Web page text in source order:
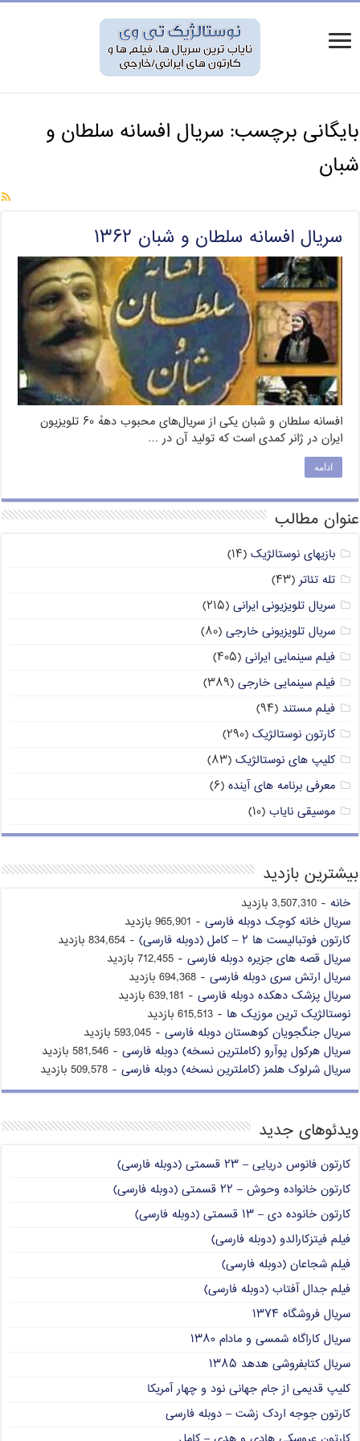
بایگانی برچسب:سریال افسانه سلطان و
شبان
سریال افسانه سلطان و شبان ۱۳۶۲
افسانه سلطان و شبان یکی از سریال‌های محبوب دههٔ ۶۰ تلویزیون
ایران در ژانر کمدی است که تولید آن در …
ادامه
عنوان مطالب
بازیهای نوستالژیک (۱۴)
تله تئاتر(۴۳)
سریال تلویزیونی ایرانی (۲۱۵)
سریال تلویزیونی خارجی (۸۰)
فیلم سینمایی ایرانی (۴۰۵)
فیلم سینمایی خارجی (۳۸۹)
فیلم مستند (۹۴)
کارتون نوستالژیک (۲۹۰)
کلیپ های نوستالژیک (۸۳)
معرفی برنامه های آینده (۶)
موسیقی نایاب (۱۰)
بیشترین بازدید
خانه - 3,507,310 بازدید
سریال خانه کوچک دوبله فارسی - 965,901 بازدید
کارتون فوتبالیست ها ۲ – کامل (دوبله فارسی)
- 834,654 بازدید
سریال قصه های جزیره دوبله فارسی - 712,455 بازدید
سریال ارتش سری دوبله فارسی - 694,368 بازدید
سریال پزشک دهکده دوبله فارسی - 639,181 بازدید
نوستالژیک ترین موزیک ها - 615,513 بازدید
سریال جنگجویان کوهستان دوبله فارسی - 593,045 بازدید
سریال هرکول پوآرو (کاملترین نسخه) دوبله فارسی - 581,546 بازدید
سریال شرلوک هلمز (کاملترین نسخه) دوبله فارسی - 509,578 بازدید
ویدئوهای جدید
کارتون فانوس دریایی – ۲۳ قسمتی (دوبله فارسی)
کارتون خانواده وحوش – ۲۲ قسمتی (دوبله فارسی)
کارتون خانوده دی – ۱۳ قسمتی (دوبله فارسی)
فیلم فیتزکارالدو (دوبله فارسی)
فیلم شجاعان (دوبله فارسی)
فیلم جدال آفتاب (دوبله فارسی)
سریال فروشگاه ۱۳۷۴
سریال کاراگاه شمسی و مادام ۱۳۸۰
سریال کتابفروشی هدهد ۱۳۸۵
کلیپ قدیمی از جام جهانی نود و چهار آمریکا
کارتون جوجه اردک زشت – دوبله فارسی